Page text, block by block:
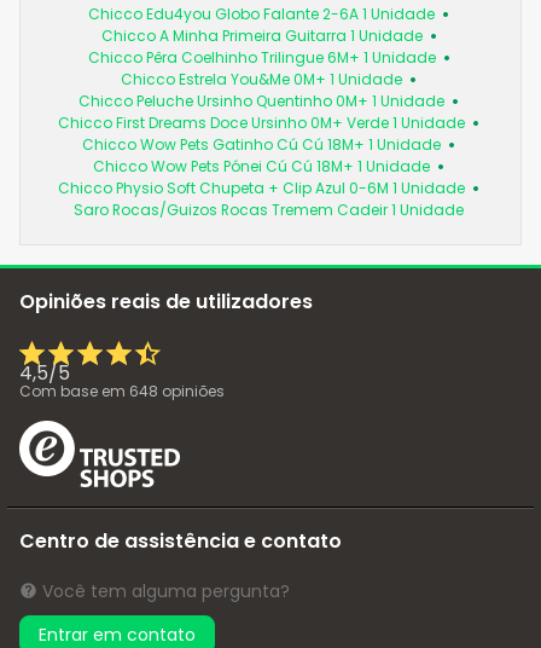
Chicco Edu4you Globo Falante 2-6A 1 Unidade
Chicco A Minha Primeira Guitarra 1 Unidade
Chicco Pêra Coelhinho Trilingue 6M+ 1 Unidade
Chicco Estrela You&Me 0M+ 1 Unidade
Chicco Peluche Ursinho Quentinho 0M+ 1 Unidade
Chicco First Dreams Doce Ursinho 0M+ Verde 1 Unidade
Chicco Wow Pets Gatinho Cú Cú 18M+ 1 Unidade
Chicco Wow Pets Pónei Cú Cú 18M+ 1 Unidade
Chicco Physio Soft Chupeta + Clip Azul 0-6M 1 Unidade
Saro Rocas/Guizos Rocas Tremem Cadeir 1 Unidade
Opiniões reais de utilizadores
4,5/5
Com base em 648 opiniões
Centro de assistência e contato
Você tem alguma pergunta?
Entrar em contato